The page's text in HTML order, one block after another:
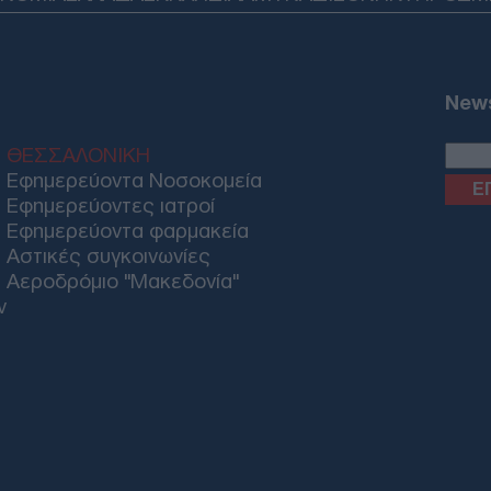
για
ΘΕΣΣΑΛΟΝΙΚΗ
Εφημερεύοντα Νοσοκομεία
Εφημερεύοντες ιατροί
Εφημερεύοντα φαρμακεία
Αστικές συγκοινωνίες
Αεροδρόμιο "Μακεδονία"